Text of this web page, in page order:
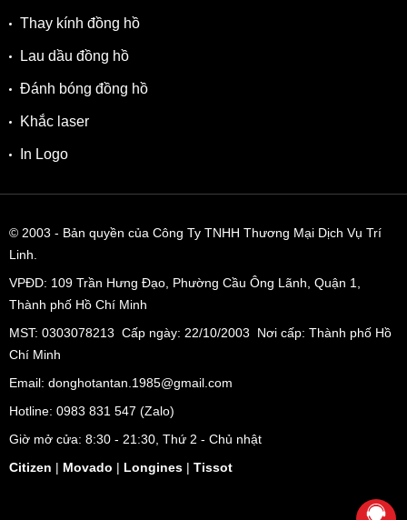
Thay kính đồng hồ
Lau dầu đồng hồ
Đánh bóng đồng hồ
Khắc laser
In Logo
© 2003 - Bản quyền của Công Ty TNHH Thương Mại Dịch Vụ Trí
Linh.
VPĐD: 109 Trần Hưng Đạo, Phường Cầu Ông Lãnh, Quận 1,
Thành phố Hồ Chí Minh
MST: 0303078213 Cấp ngày: 22/10/2003 Nơi cấp: Thành phố Hồ
Chí Minh
Email: donghotantan.1985@gmail.com
Hotline: 0983 831 547 (Zalo)
Giờ mở cửa: 8:30 - 21:30, Thứ 2 - Chủ nhật
Citizen | Movado | Longines | Tissot